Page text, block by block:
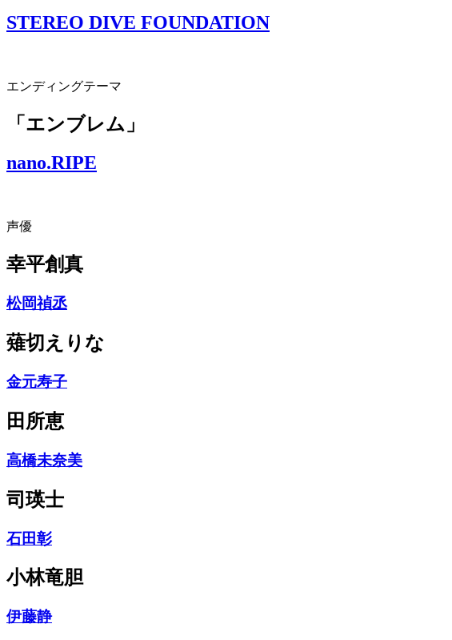
STEREO DIVE FOUNDATION
エンディングテーマ
「エンブレム」
nano.RIPE
声優
幸平創真
松岡禎丞
薙切えりな
金元寿子
田所恵
高橋未奈美
司瑛士
石田彰
小林竜胆
伊藤静